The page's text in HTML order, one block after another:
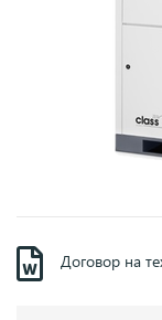
Договор на